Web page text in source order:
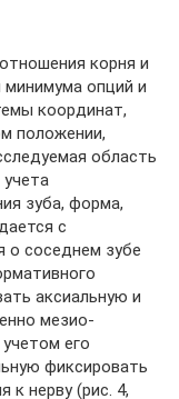
корня и
минимума опций и
координат,
положении,
область
учета
зуба, форма,
с
о соседнем зубе
аксиальную и
мезио-
его
фиксировать
к нерву (рис. 4,